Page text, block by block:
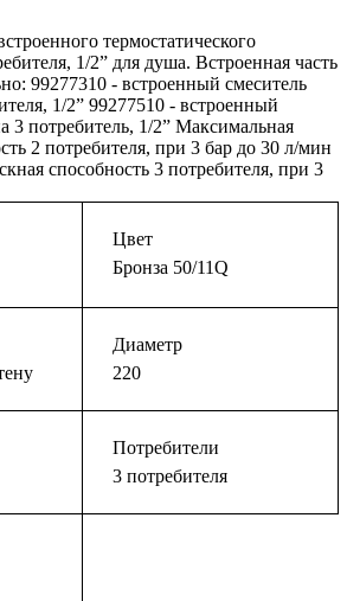
термостатического
1/2” для душа. Встроенная часть
99277310 - встроенный смеситель
1/2” 99277510 - встроенный
3 потребитель, 1/2” Максимальная
2 потребителя, при 3 бар до 30 л/мин
способность 3 потребителя, при 3
Цвет
Бронза 50/11Q
Диаметр
220
Потребители
3 потребителя